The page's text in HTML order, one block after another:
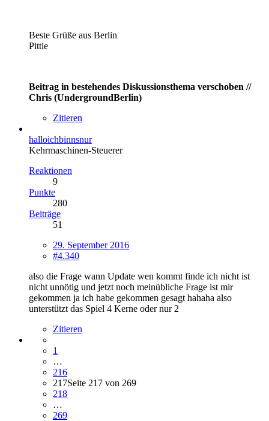
Beste Grüße aus Berlin
Pittie
Beitrag in bestehendes Diskussionsthema verschoben //
Chris (UndergroundBerlin)
Zitieren
halloichbinnsnur
Kehrmaschinen-Steuerer
Reaktionen
9
Punkte
280
Beiträge
51
29. September 2016
#4.340
also die Frage wann Update wen kommt finde ich nicht ist
nicht unnötig und jetzt noch meinübliche Frage ist mir
gekommen ja ich habe gekommen gesagt hahaha also
unterstützt das Spiel 4 Kerne oder nur 2
Zitieren
1
…
216
217Seite 217 von 269
218
…
269